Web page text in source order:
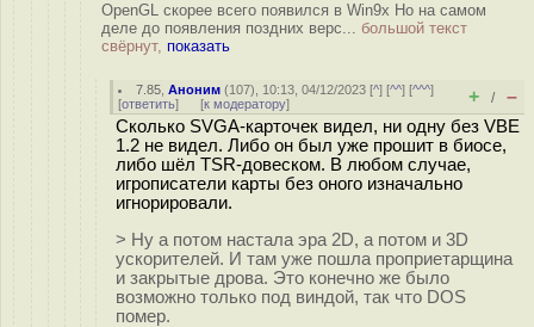
OpenGL скорее всего появился в Win9x Но на самом
деле до появления поздних верс... большой текст
свёрнут, показать
7.85 ,Аноним (107), 10:13, 04/12/2023 [^] [^^] [^^^]
[ответить] [к модератору] + / –
Сколько SVGA-карточек видел, ни одну без VBE
1.2 не видел. Либо он был уже прошит в биосе,
либо шёл TSR-довеском. В любом случае,
игрописатели карты без оного изначально
игнорировали.
> Ну а потом настала эра 2D, а потом и 3D
ускорителей. И там уже пошла проприетарщина
и закрытые дрова. Это конечно же было
возможно только под виндой, так что DOS
помер.